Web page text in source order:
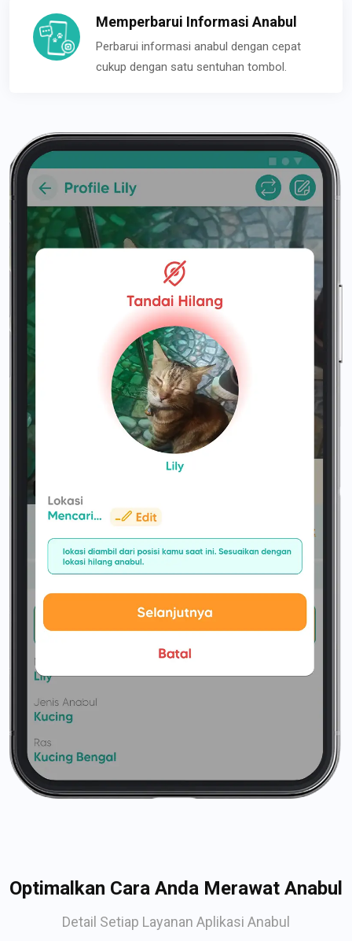
Memperbarui Informasi Anabul
Perbarui informasi anabul dengan cepat
cukup dengan satu sentuhan tombol.
Optimalkan Cara Anda Merawat Anabul
Detail Setiap Layanan Aplikasi Anabul